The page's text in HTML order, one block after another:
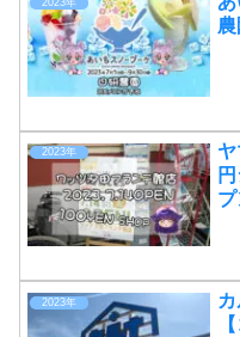
2023年
2023年
プ
2023年